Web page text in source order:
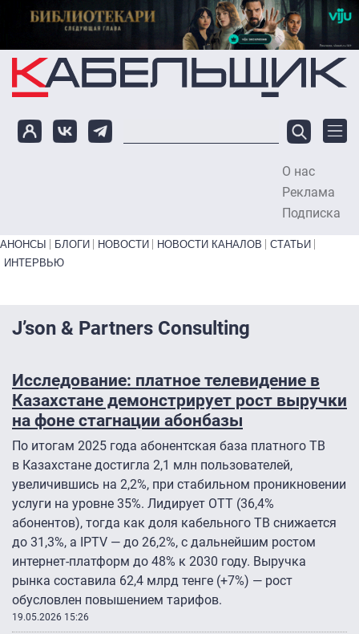
Перейти к основному содержанию
О нас
Реклама
Подписка
Primary links bottom
АНОНСЫ БЛОГИ НОВОСТИ НОВОСТИ КАНАЛОВ
СТАТЬИ
ИНТЕРВЬЮ
J’son & Partners Consulting
Исследование: платное телевидение в
Казахстане демонстрирует рост выручки
на фоне стагнации абонбазы
По итогам 2025 года абонентская база платного ТВ
в Казахстане достигла 2,1 млн пользователей,
увеличившись на 2,2%, при стабильном проникновении
услуги на уровне 35%. Лидирует OTT (36,4%
абонентов), тогда как доля кабельного ТВ снижается
до 31,3%, а IPTV — до 26,2%, с дальнейшим ростом
интернет-платформ до 48% к 2030 году. Выручка
рынка составила 62,4 млрд тенге (+7%) — рост
обусловлен повышением тарифов.
19.05.2026 15:26